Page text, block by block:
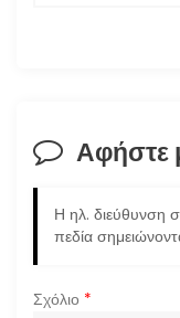
σ
η
ρ
Αφήστε
Η ηλ. διεύθυνση
πεδία
Σχόλιο *